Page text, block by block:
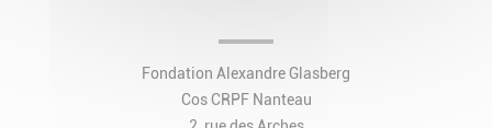
Fondation Alexandre Glasberg
Cos CRPF Nanteau